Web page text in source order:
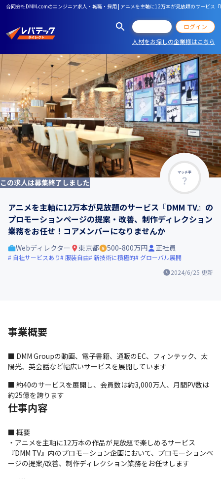
合同会社DMM.comのエンジニア求人・転職・採用 | アニメを主軸に12万本が見放題のサービス
ログイン
人材をお探しの企業様はこちら
マッチ率
この求人は募集終了しました
アニメを主軸に12万本が見放題のサービス『DMM TV』の
プロモーションページの提案・改善、制作ディレクション
業務をお任せ！コアメンバーになりませんか
2024/6/25 更新
Webディレクター 東京都 500-800万円 正社員
自社サービスあり 服装自由 新技術に積極的 グローバル展開
事業概要
■ DMM Groupの動画、電子書籍、通販のEC、フィンテック、太
陽光、英会話など幅広いサービスを展開しています
■ 約40のサービスを展開し、会員数は約3,000万人、月間PV数は
約25億を誇ります
仕事内容
■ 概要
・アニメを主軸に12万本の作品が見放題で楽しめるサービス
『DMM TV』内のプロモーション企画において、プロモーションペ
ージの提案/改善、制作ディレクション業務をお任せします